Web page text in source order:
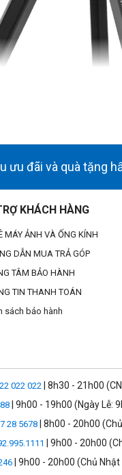
máy truyền thống đến
thu chân máy nhanh
ổn định và cứng cáp ngay
ưu đãi và quà tặng
KHÁCH HÀNG
MÁY ẢNH VÀ ỐNG KÍNH
DẪN MUA TRẢ GÓP
TÂM BẢO HÀNH
TIN THANH TOÁN
sách bảo hành
022 022 | 8h30 - 21h00
| 9h00 - 19h00 (Ngày Lễ:
28 5678 | 8h00 - 20h00
| 9h00 - 20h00
| 9h00 - 20h00 (Chủ